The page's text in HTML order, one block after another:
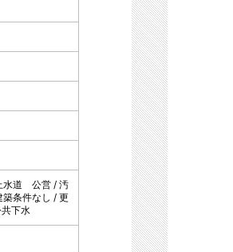
水道 公営 / 汚
条件なし / 更
下水